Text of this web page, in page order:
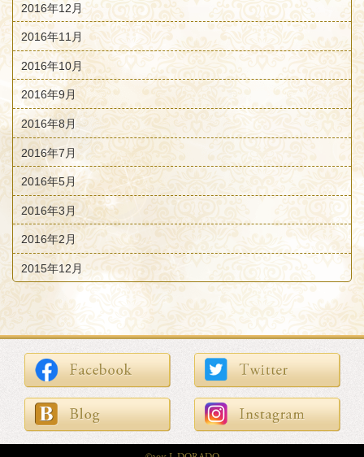
2016年12月
2016年11月
2016年10月
2016年9月
2016年8月
2016年7月
2016年5月
2016年3月
2016年2月
2015年12月